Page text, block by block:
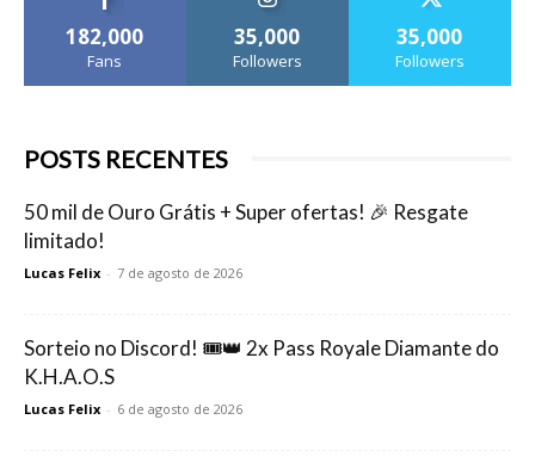
182,000
Fans
35,000
Followers
35,000
Followers
POSTS RECENTES
50 mil de Ouro Grátis + Super ofertas! 🎉 Resgate
limitado!
Lucas Felix - 7 de agosto de 2026
Sorteio no Discord! 🎟️👑 2x Pass Royale Diamante do
K.H.A.O.S
Lucas Felix - 6 de agosto de 2026